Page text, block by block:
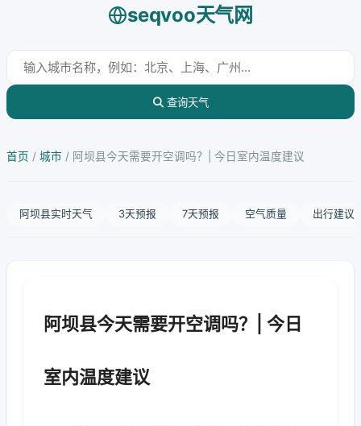
seqvoo天气网
查询天气
首页 / 城市 / 阿坝县今天需要开空调吗？| 今日室内温度建议
阿坝县实时天气 3天预报 7天预报 空气质量 出行建议
阿坝县今天需要开空调吗？| 今日
室内温度建议